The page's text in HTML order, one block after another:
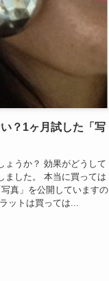
？1ヶ月試した「写
ょうか？ 効果がどうして
ました。 本当に買っては
真」を公開していますの
ットは買っては...